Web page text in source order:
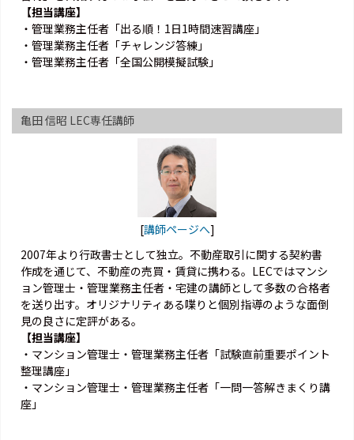
【担当講座】
・管理業務主任者「出る順！1日1時間速習講座」
・管理業務主任者「チャレンジ答練」
・管理業務主任者「全国公開模擬試験」
亀田 信昭 LEC専任講師
[講師ページへ]
2007年より行政書士として独立。不動産取引に関する契約書
作成を通じて、不動産の売買・賃貸に携わる。LECではマンシ
ョン管理士・管理業務主任者・宅建の講師として多数の合格者
を送り出す。オリジナリティある喋りと個別指導のような面倒
見の良さに定評がある。
【担当講座】
・マンション管理士・管理業務主任者「試験直前重要ポイント
整理講座」
・マンション管理士・管理業務主任者「一問一答解きまくり講
座」